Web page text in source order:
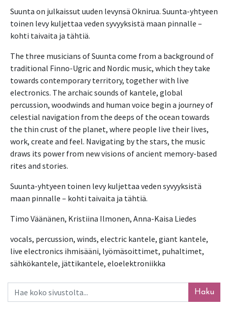
Suunta on julkaissut uuden levynsä Oknirua. Suunta-yhtyeen
toinen levy kuljettaa veden syvyyksistä maan pinnalle –
kohti taivaita ja tähtiä.
The three musicians of Suunta come from a background of
traditional Finno-Ugric and Nordic music, which they take
towards contemporary territory, together with live
electronics. The archaic sounds of kantele, global
percussion, woodwinds and human voice begin a journey of
celestial navigation from the deeps of the ocean towards
the thin crust of the planet, where people live their lives,
work, create and feel. Navigating by the stars, the music
draws its power from new visions of ancient memory-based
rites and stories.
Suunta-yhtyeen toinen levy kuljettaa veden syvyyksistä
maan pinnalle – kohti taivaita ja tähtiä.
Timo Väänänen, Kristiina Ilmonen, Anna-Kaisa Liedes
vocals, percussion, winds, electric kantele, giant kantele,
live electronics ihmisääni, lyömäsoittimet, puhaltimet,
sähkökantele, jättikantele, eloelektroniikka
Haku